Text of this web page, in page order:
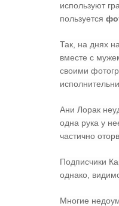
используют
пользуется
Так, на днях
вместе с
своими
Ани Лорак
одна рука у
частично
Подписчики
однако,
Многие